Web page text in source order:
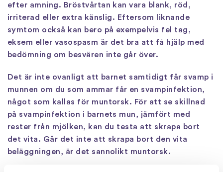
efter amning. Bröstvårtan kan vara blank, röd,
irriterad eller extra känslig. Eftersom liknande
symtom också kan bero på exempelvis fel tag,
eksem eller vasospasm är det bra att få hjälp med
bedömning om besvären inte går över.
Det är inte ovanligt att barnet samtidigt får svamp i
munnen om du som ammar får en svampinfektion,
något som kallas för muntorsk. För att se skillnad
på svampinfektion i barnets mun, jämfört med
rester från mjölken, kan du testa att skrapa bort
det vita. Går det inte att skrapa bort den vita
beläggningen, är det sannolikt muntorsk.